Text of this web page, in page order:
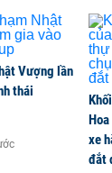
ngửa MWG
để sở hữu tối
mốc 1 tỷ USD
Vượng lần
thái
xe
đắt